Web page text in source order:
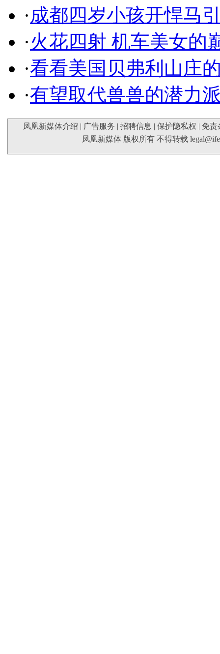
·成都四岁小孩开悍马
·火花四射 机车美女的
·看看美国贝弗利山庄
·有望取代兽兽的潜力
凤凰新媒体介绍 | 广告服务 | 招聘信息 | 保护隐私权 | 免责
凤凰新媒体 版权所有 不得转载